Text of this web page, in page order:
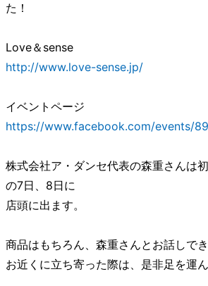
た！
Love＆sense
http://www.love-sense.jp/
イベントページ
https://www.facebook.com/events/
株式会社ア・ダンセ代表の森重さんは
の7日、8日に
店頭に出ます。
商品はもちろん、森重さんとお話しで
お近くに立ち寄った際は、是非足を運